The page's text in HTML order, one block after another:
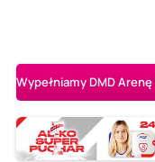
Wypełniamy DMD